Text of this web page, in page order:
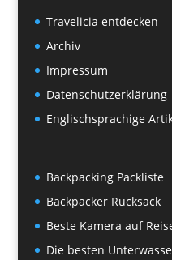
Travelicia entdecken
Archiv
Impressum
Datenschutzerklärung
Englischsprachige
Backpacking Packliste
Backpacker Rucksack
Beste Kamera auf
Die besten